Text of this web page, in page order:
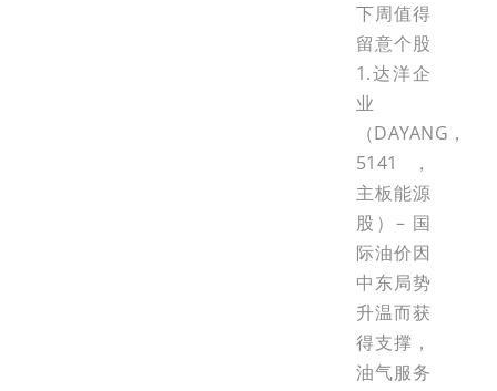
下周值得
留意个股
1.达洋企
业
（DAYANG，
5141，
主板能源
股）– 国
际油价因
中东局势
升温而获
得支撑，
油气服务